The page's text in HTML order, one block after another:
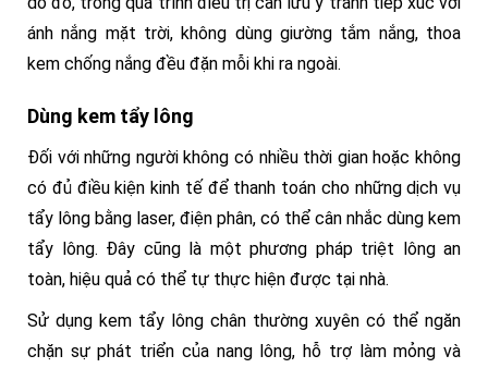
ánh nắng mặt trời, không dùng giường tắm nắng, thoa
kem chống nắng đều đặn mỗi khi ra ngoài.
Dùng kem tẩy lông
Đối với những người không có nhiều thời gian hoặc không
có đủ điều kiện kinh tế để thanh toán cho những dịch vụ
tẩy lông bằng laser, điện phân, có thể cân nhắc dùng kem
tẩy lông. Đây cũng là một phương pháp triệt lông an
toàn, hiệu quả có thể tự thực hiện được tại nhà.
Sử dụng kem tẩy lông chân thường xuyên có thể ngăn
chặn sự phát triển của nang lông, hỗ trợ làm mỏng và